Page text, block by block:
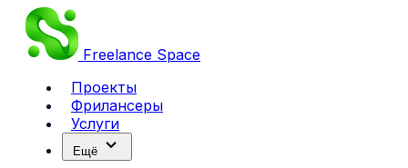
Freelance Space
Проекты
Фрилансеры
Услуги
Ещё expand_more